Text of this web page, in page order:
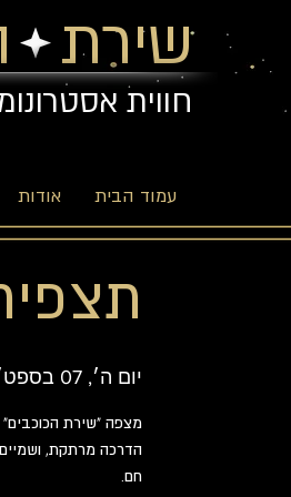
שירת
חווית
עמוד הבית אודות
יום ה׳, 07 בספט׳
מצפה "שירת הכוכבים"
הדרכה מרתקת, ושמיים
חם.